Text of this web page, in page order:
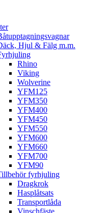
Hjul & Fälg m.m.
Rhino
Viking
Wolverine
YFM125
YFM350
YFM400
YFM450
YFM550
YFM600
YFM660
YFM700
YFM90
fyrhjuling
Dragkrok
Hasplåtsats
Transportlåda
Vinschfäste